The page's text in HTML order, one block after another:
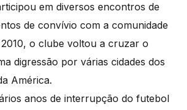
em diversos encontros de
de convívio com a comunidade
o clube voltou a cruzar o
digressão por várias cidades dos
América.
anos de interrupção do futebol